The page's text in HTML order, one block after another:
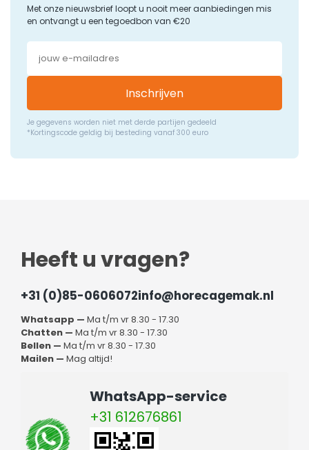
Met onze nieuwsbrief loopt u nooit meer aanbiedingen mis
en ontvangt u een tegoedbon van €20
Inschrijven
Je gegevens worden niet met derde partijen gedeeld
*Kortingscode geldig bij besteding vanaf 300 euro
Heeft u vragen?
+31 (0)85-0606072info@horecagemak.nl
Whatsapp — Ma t/m vr 8.30 - 17.30
Chatten — Ma t/m vr 8.30 - 17.30
Bellen — Ma t/m vr 8.30 - 17.30
Mailen — Mag altijd!
WhatsApp-service
+31 612676861